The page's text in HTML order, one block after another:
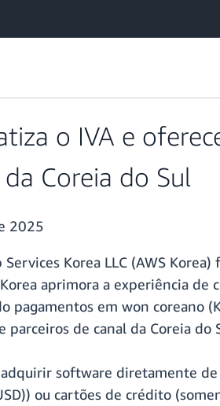
o IVA e
Coreia do Sul
2025
Korea LLC (AWS
Korea aprimora a experiência
pagamentos em won coreano
parceiros de canal da Coreia
software diretamente de
ou cartões de crédito